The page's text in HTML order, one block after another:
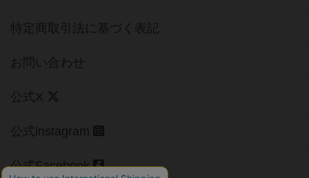
特定商取引法に基づく表記
お問い合わせ
公式X
公式instagram
公式Facebook